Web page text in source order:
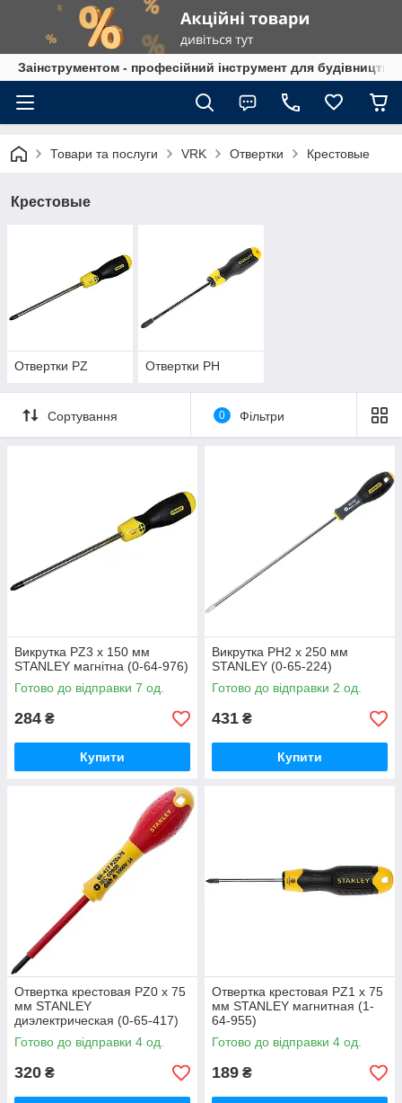
Заінструментом - професійний інструмент для
Товари та послуги VRK Отвертки Крестовые
Крестовые
Отвертки PZ Отвертки РН
Сортування 0 Фільтри
Викрутка PZ3 х 150 мм
STANLEY магнітна (0-64-976)
Готово до відправки 7 од.
284 ₴
Купити
Викрутка PH2 х 250 мм
STANLEY (0-65-224)
Готово до відправки 2 од.
431 ₴
Купити
Отвертка крестовая PZ0 х 75
мм STANLEY
диэлектрическая (0-65-417)
Готово до відправки 4 од.
320 ₴
Отвертка крестовая PZ1 х 75
мм STANLEY магнитная (1-
64-955)
Готово до відправки 4 од.
189 ₴